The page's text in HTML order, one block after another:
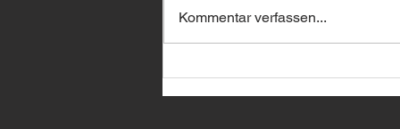
Kommentar verfassen...